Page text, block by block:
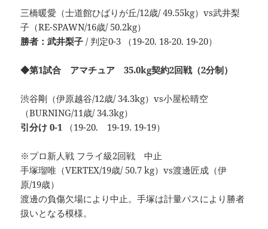
三橋暖愛（士道館ひばりが丘/12歳/ 49.55kg）vs武井梨
子（RE-SPAWN/16歳/ 50.2kg）
勝者：武井梨子 / 判定0-3 （19-20. 18-20. 19-20）
◆第1試合 アマチュア 35.0kg契約2回戦（2分制）
渋谷剛（伊原越谷/12歳/ 34.3kg）vs小屋松晴空
（BURNING/11歳/ 34.3kg）
引分け 0-1 （19-20. 19-19. 19-19）
※プロ新人戦 フライ級2回戦 中止
手塚瑠唯（VERTEX/19歳/ 50.7 kg）vs渡邊匠成（伊
原/19歳）
渡邊の負傷欠場により中止。手塚は計量パスにより勝者
扱いとなる模様。